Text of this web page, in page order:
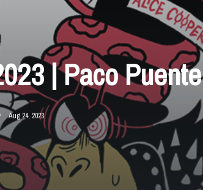
| Paco Puente
Aug 24, 2023